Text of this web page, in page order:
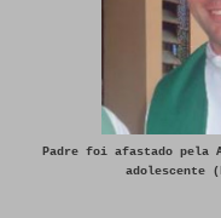
Padre foi afastado pela
adolescente